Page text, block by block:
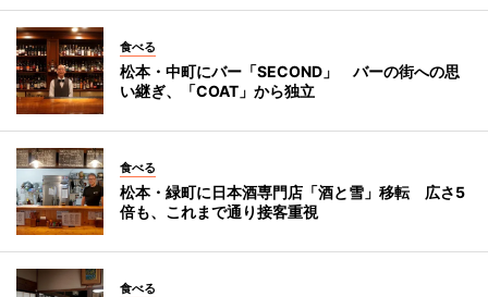
食べる
松本・中町にバー「SECOND」 バーの街への思
い継ぎ、「COAT」から独立
食べる
松本・緑町に日本酒専門店「酒と雪」移転 広さ5
倍も、これまで通り接客重視
食べる